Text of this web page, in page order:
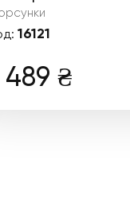
16121
489 ₴